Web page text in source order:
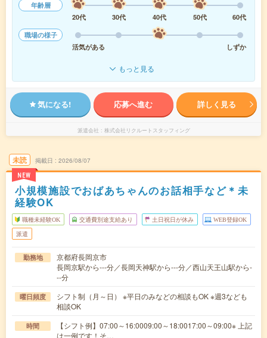
年齢層
20代
30代 40代 50代
60代
職場の様子
活気がある
しずか
もっと見る
気になる! 応募へ進む 詳しく見る
派遣会社 株式会社リクルートスタッフィング
未読
NEW
掲載日 2026/08/07
小規模施設でおばあちゃんのお話相手など＊未
経験OK
職種未経験OK 交通費別途支給あり 土日祝日が休み WEB登録OK
派遣
勤務地
京都府長岡京市
長岡京駅から---分／長岡天神駅から---分／西山天王山駅から-
--分
曜日頻度
シフト制（月～日） ※平日のみなどの相談もOK ※週3なども
相談OK
時間
【シフト例】07:00～16:0009:00～18:0017:00～09:00※ 上記
は一例です！そ…